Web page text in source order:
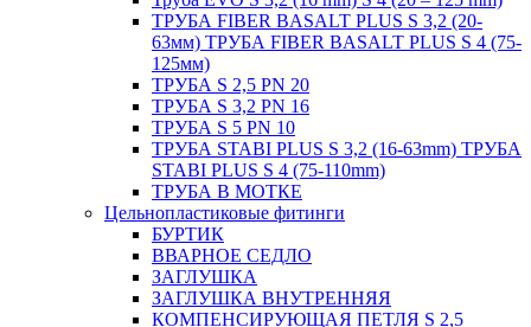
ТРУБА FIBER BASALT PLUS S 3,2 (20-
63мм) ТРУБА FIBER BASALT PLUS S 4 (75-
125мм)
ТРУБА S 2,5 PN 20
ТРУБА S 3,2 PN 16
ТРУБА S 5 PN 10
ТРУБА STABI PLUS S 3,2 (16-63mm) ТРУБА
STABI PLUS S 4 (75-110mm)
ТРУБА В МОТКЕ
Цельнопластиковые фитинги
БУРТИК
ВВАРНОЕ СЕДЛО
ЗАГЛУШКА
ЗАГЛУШКА ВНУТРЕННЯЯ
КОМПЕНСИРУЮЩАЯ ПЕТЛЯ S 2,5